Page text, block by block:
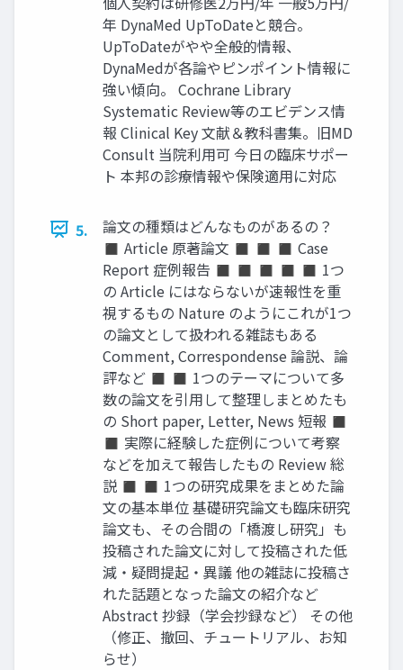
年 DynaMed UpToDateと競合。
UpToDateがやや全般的情報、
DynaMedが各論やピンポイント情報に
強い傾向。 Cochrane Library
Systematic Review等のエビデンス情
報 Clinical Key 文献＆教科書集。旧MD
Consult 当院利用可 今日の臨床サポー
ト 本邦の診療情報や保険適用に対応
5.
論文の種類はどんなものがあるの？
◼ Article 原著論文 ◼ ◼ ◼ Case
Report 症例報告 ◼ ◼ ◼ ◼ ◼ 1つ
の Article にはならないが速報性を重
視するもの Nature のようにこれが1つ
の論文として扱われる雑誌もある
Comment, Correspondense 論説、論
評など ◼ ◼ 1つのテーマについて多
数の論文を引用して整理しまとめたも
の Short paper, Letter, News 短報 ◼
◼ 実際に経験した症例について考察
などを加えて報告したもの Review 総
説 ◼ ◼ 1つの研究成果をまとめた論
文の基本単位 基礎研究論文も臨床研究
論文も、その合間の「橋渡し研究」も
投稿された論文に対して投稿された低
減・疑問提起・異議 他の雑誌に投稿さ
れた話題となった論文の紹介など
Abstract 抄録（学会抄録など） その他
（修正、撤回、チュートリアル、お知
らせ）